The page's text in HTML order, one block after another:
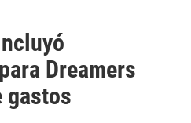
Dreamers
gastos